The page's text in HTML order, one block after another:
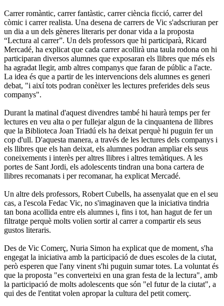
Carrer romàntic, carrer fantàstic, carrer ciència ficció, carrer del
còmic i carrer realista. Una desena de carrers de Vic s'adscriuran per
un dia a un dels gèneres literaris per donar vida a la proposta
“Lectura al carrer”. Un dels professors que hi participarà, Ricard
Mercadé, ha explicat que cada carrer acollirà una taula rodona on hi
participaran diversos alumnes que exposaran els llibres que més els
ha agradat llegir, amb altres companys que faran de públic a l'acte.
La idea és que a partir de les intervencions dels alumnes es generi
debat, "i així tots podran conèixer les lectures preferides dels seus
companys".
Durant la matinal d'aquest divendres també hi haurà temps per fer
lectures en veu alta o per fullejar algun de la cinquantena de llibres
que la Biblioteca Joan Triadú els ha deixat perquè hi puguin fer un
cop d'ull. D'aquesta manera, a través de les lectures dels companys i
els llibres que els han deixat, els alumnes podran ampliar els seus
coneixements i interès per altres llibres i altres temàtiques. A les
portes de Sant Jordi, els adolescents tindran una bona cartera de
llibres recomanats i per recomanar, ha explicat Mercadé.
Un altre dels professors, Robert Cubells, ha assenyalat que en el seu
cas, a l'escola Fedac Vic, no s'imaginaven que la iniciativa tindria
tan bona acollida entre els alumnes i, fins i tot, han hagut de fer un
filtratge perquè molts volien sortir al carrer a compartir els seus
gustos literaris.
Des de Vic Comerç, Nuria Simon ha explicat que de moment, s'ha
engegat la iniciativa amb la participació de dues escoles de la ciutat,
però esperen que l'any vinent s'hi puguin sumar totes. La voluntat és
que la proposta "es converteixi en una gran festa de la lectura", amb
la participació de molts adolescents que són "el futur de la ciutat", a
qui des de l'entitat volen apropar la cultura del petit comerç.